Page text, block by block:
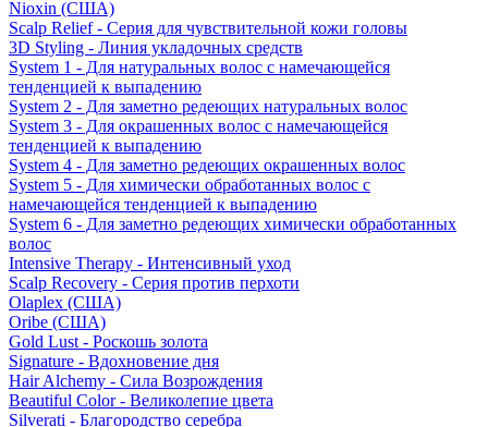
Nioxin (США)
Scalp Relief - Серия для чувствительной кожи головы
3D Styling - Линия укладочных средств
System 1 - Для натуральных волос с намечающейся
тенденцией к выпадению
System 2 - Для заметно редеющих натуральных волос
System 3 - Для окрашенных волос с намечающейся
тенденцией к выпадению
System 4 - Для заметно редеющих окрашенных волос
System 5 - Для химически обработанных волос с
намечающейся тенденцией к выпадению
System 6 - Для заметно редеющих химически обработанных
волос
Intensive Therapy - Интенсивный уход
Scalp Recovery - Серия против перхоти
Olaplex (США)
Oribe (США)
Gold Lust - Роскошь золота
Signature - Вдохновение дня
Hair Alchemy - Сила Возрождения
Beautiful Color - Великолепие цвета
Silverati - Благородство серебра